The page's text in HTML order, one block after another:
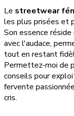
Le streetwear
les plus prisées et
Son essence
avec l'audace,
tout en restant
Permettez-moi de
conseils pour
fervente
cris.